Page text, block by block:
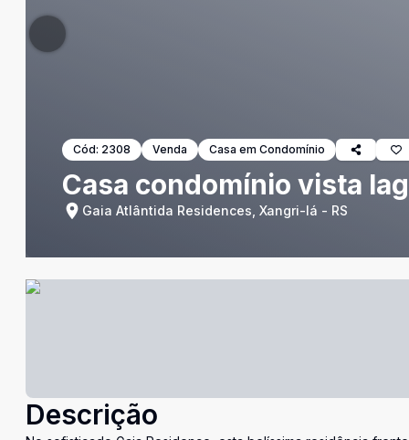
Cód: 2308 Venda Casa em Condomínio
Casa condomínio vista
Gaia Atlântida Residences, Xangri-lá - RS
Descrição